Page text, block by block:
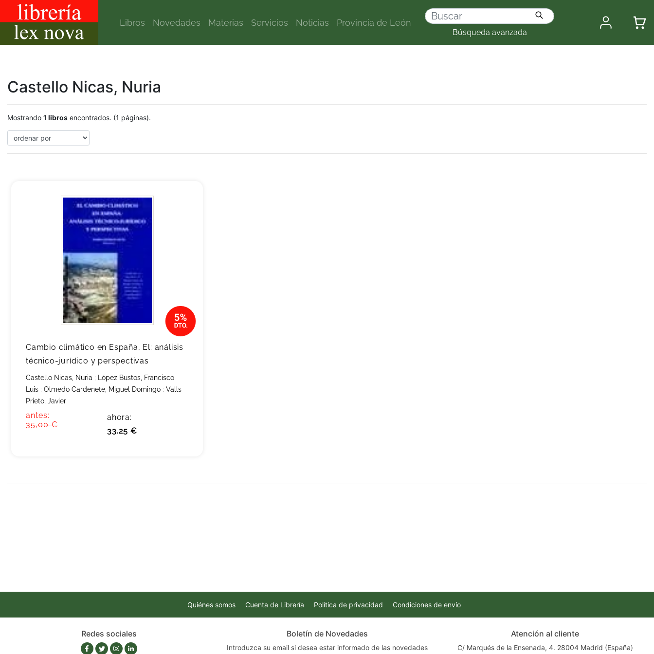
Libros Novedades Materias Servicios Noticias Provincia de León
Búsqueda avanzada
Castello Nicas, Nuria
Mostrando 1 libros encontrados. (1 páginas).
Cambio climático en España, El: análisis
técnico-jurídico y perspectivas
Castello Nicas, Nuria ;
López Bustos, Francisco
Luis ; Olmedo Cardenete, Miguel Domingo ; Valls
Prieto, Javier
antes:
35,00 €
ahora:
33,25 €
Quiénes somos Cuenta de Librería Política de privacidad Condiciones de envío
Redes sociales Boletín de Novedades
Introduzca su email si desea estar informado de las novedades
Atención al cliente
C/ Marqués de la Ensenada, 4. 28004 Madrid (España)